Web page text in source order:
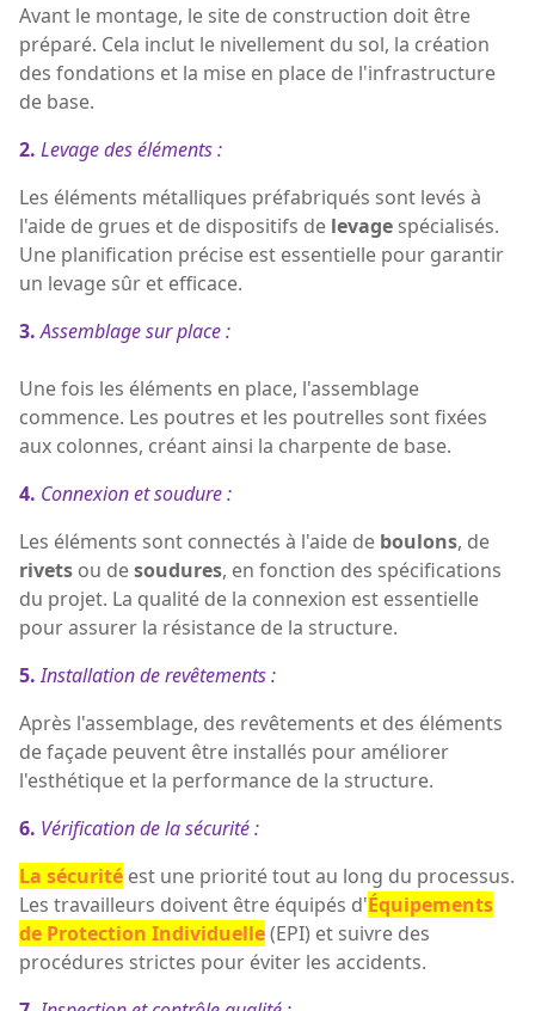
Avant le montage, le site de construction doit être
préparé. Cela inclut le nivellement du sol, la création
des fondations et la mise en place de l'infrastructure
de base.
2. Levage des éléments :
Les éléments métalliques préfabriqués sont levés à
l'aide de grues et de dispositifs de levage spécialisés.
Une planification précise est essentielle pour garantir
un levage sûr et efficace.
3. Assemblage sur place :
Une fois les éléments en place, l'assemblage
commence. Les poutres et les poutrelles sont fixées
aux colonnes, créant ainsi la charpente de base.
4. Connexion et soudure :
Les éléments sont connectés à l'aide de boulons, de
rivets ou desoudures, en fonction des spécifications
du projet. La qualité de la connexion est essentielle
pour assurer la résistance de la structure.
5. Installation de revêtements :
Après l'assemblage, des revêtements et des éléments
de façade peuvent être installés pour améliorer
l'esthétique et la performance de la structure.
6. Vérification de la sécurité :
La sécurité est une priorité tout au long du processus.
Les travailleurs doivent être équipés d'Équipements
de Protection Individuelle(EPI) et suivre des
procédures strictes pour éviter les accidents.